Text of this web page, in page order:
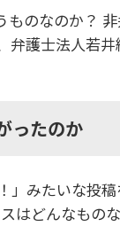
のなのか？
弁護士法人若
ったのか
」みたいな投
はどんなもの